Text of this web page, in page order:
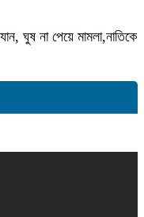
ঘুষ না পেয়ে মামলা,নাতিকে